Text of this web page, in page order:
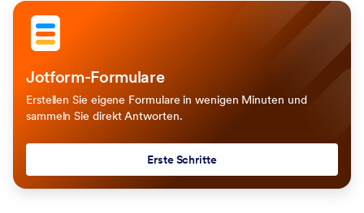
Jotform-Formulare
Erstellen Sie eigene Formulare in wenigen Minuten und
sammeln Sie direkt Antworten.
Erste Schritte